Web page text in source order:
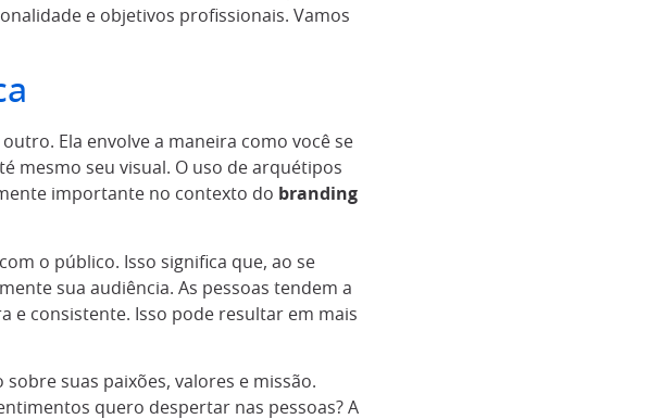
e objetivos profissionais. Vamos
Ela envolve a maneira como você se
mesmo seu visual. O uso de arquétipos
importante no contexto do branding
o público. Isso significa que, ao se
sua audiência. As pessoas tendem a
e consistente. Isso pode resultar em mais
suas paixões, valores e missão.
quero despertar nas pessoas? A